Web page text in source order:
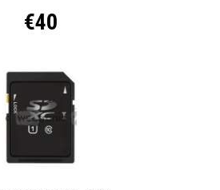
€40